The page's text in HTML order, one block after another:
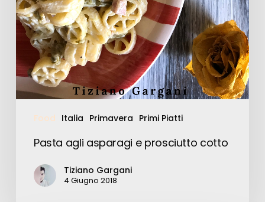
Food Italia Primavera Primi Piatti
Pasta agli asparagi e prosciutto cotto
Tiziano Gargani
4 Giugno 2018